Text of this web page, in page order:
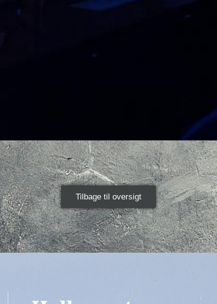
Tilbage til oversigt